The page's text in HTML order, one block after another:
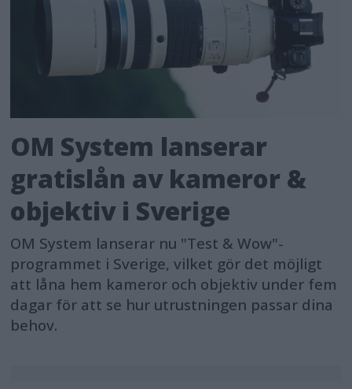
OM System lanserar
gratislån av kameror &
objektiv i Sverige
OM System lanserar nu "Test & Wow"-
programmet i Sverige, vilket gör det möjligt
att låna hem kameror och objektiv under fem
dagar för att se hur utrustningen passar dina
behov.